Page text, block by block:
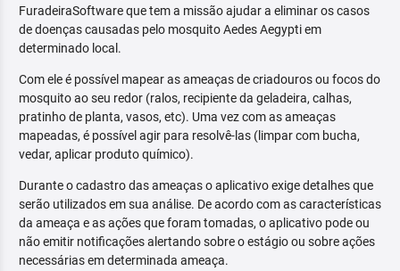
FuradeiraSoftware que tem a missão ajudar a eliminar os casos
de doenças causadas pelo mosquito Aedes Aegypti em
determinado local.
Com ele é possível mapear as ameaças de criadouros ou focos do
mosquito ao seu redor (ralos, recipiente da geladeira, calhas,
pratinho de planta, vasos, etc). Uma vez com as ameaças
mapeadas, é possível agir para resolvê-las (limpar com bucha,
vedar, aplicar produto químico).
Durante o cadastro das ameaças o aplicativo exige detalhes que
serão utilizados em sua análise. De acordo com as características
da ameaça e as ações que foram tomadas, o aplicativo pode ou
não emitir notificações alertando sobre o estágio ou sobre ações
necessárias em determinada ameaça.